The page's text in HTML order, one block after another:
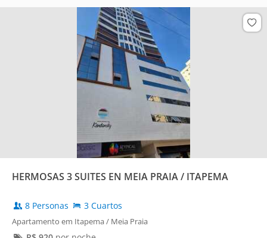
HERMOSAS 3 SUITES EN MEIA PRAIA / ITAPEMA
8 Personas 3 Cuartos
Apartamento em Itapema / Meia Praia